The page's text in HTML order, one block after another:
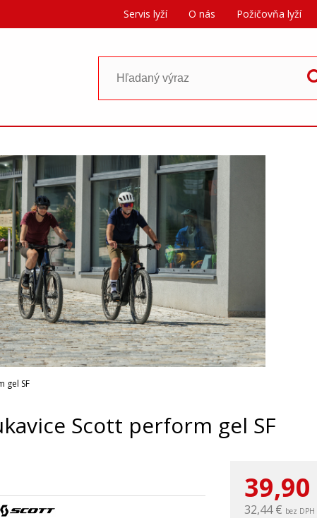
Servis lyží O nás Požičovňa lyží
gel SF
Scott perform gel SF
39,90
32,44 € bez DPH